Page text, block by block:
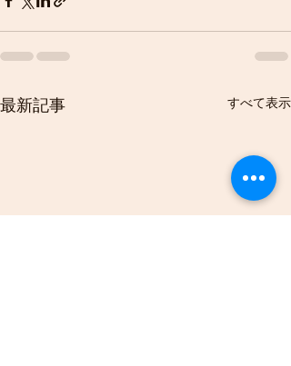
最新記事 すべて表示